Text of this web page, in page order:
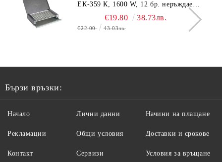
ЕК-359 К, 1600 W, 12 бр. неръждаеми
тръбни нагревятеля
€19.80 38.73лв.
€22.00 43.03лв.
Бързи връзки:
Начало
Рекламации
Контакт
Лични данни
Общи условия
Сервизи
Начини на плащане
Доставки и срокове
Условия за връщане